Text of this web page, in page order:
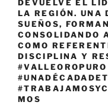
DEVUELVE EL
LA REGIÓN. UNA
SUEÑOS,
CONSOLIDANDO
COMO
DISCIPLINA Y
#VALLEOROPURO
MOS